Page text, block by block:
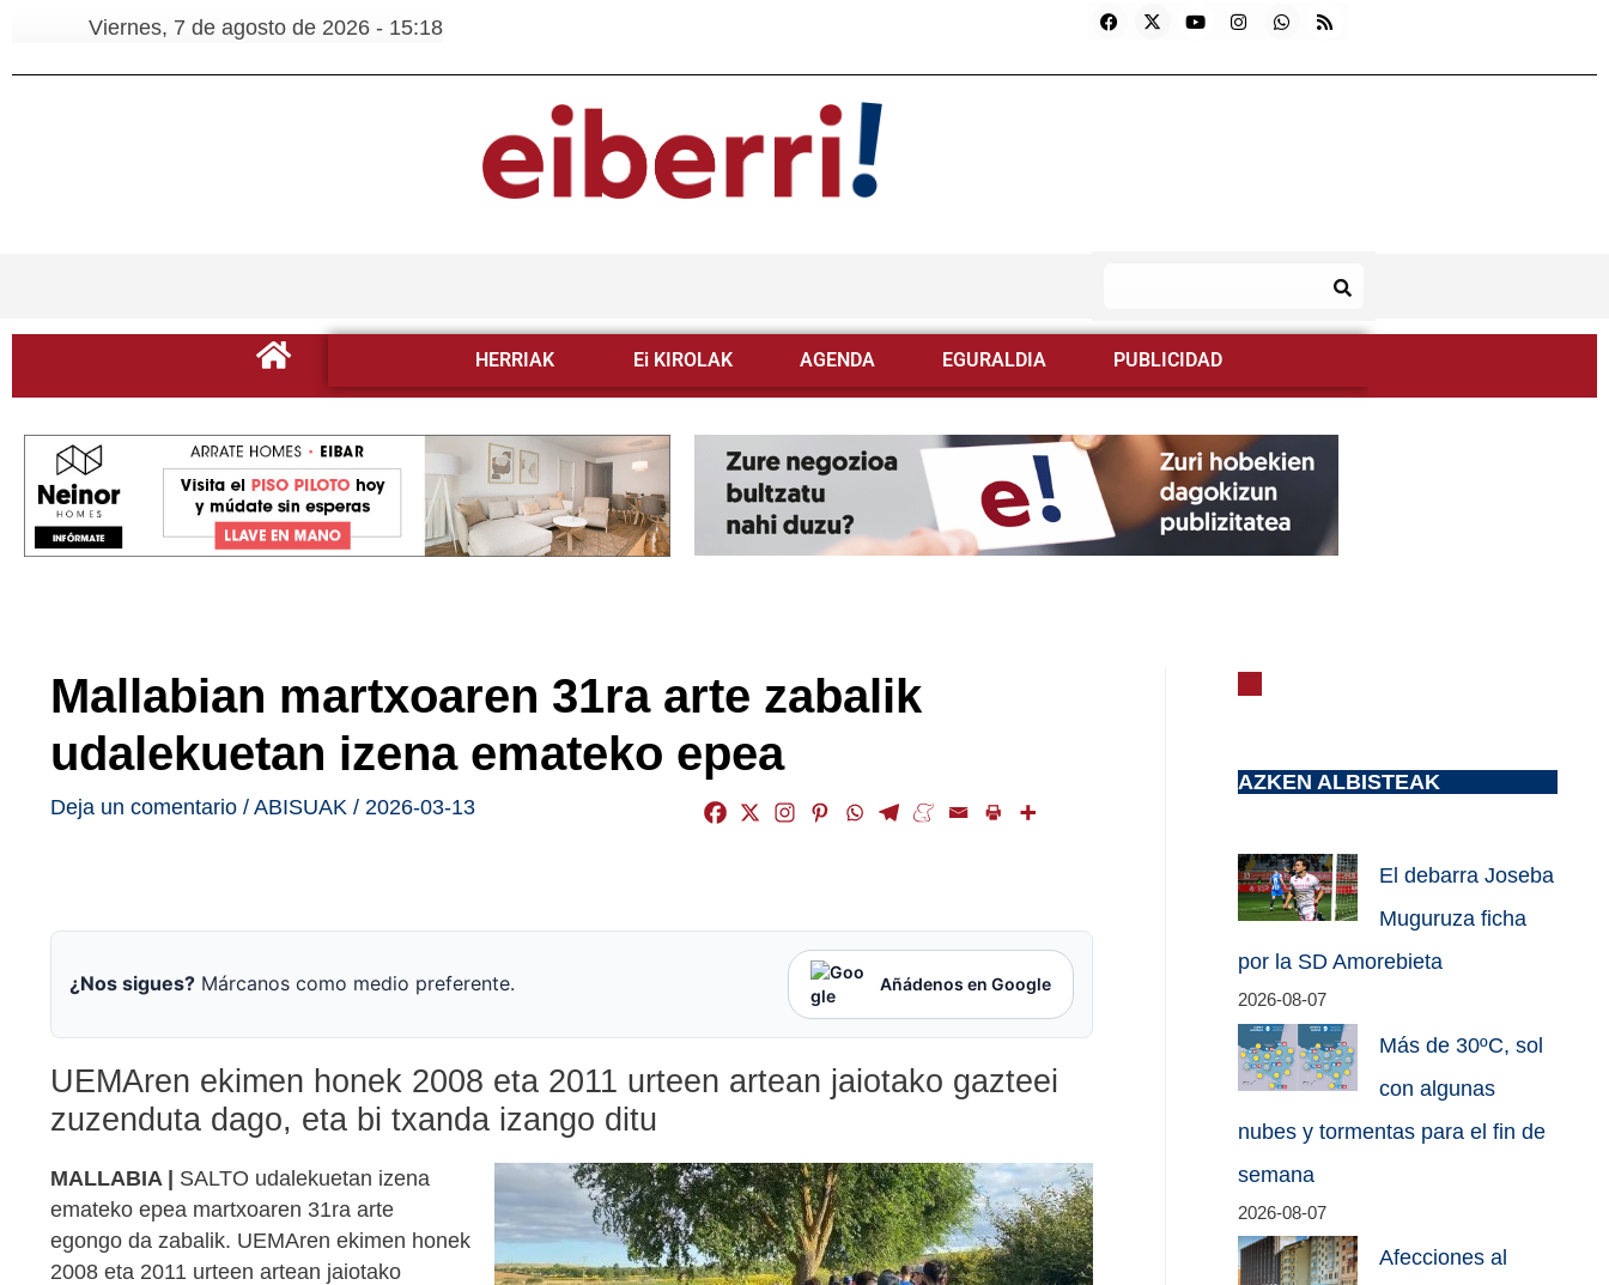
Viernes, 7 de agosto de 2026 - 15:18
HERRIAK Ei KIROLAK AGENDA EGURALDIA PUBLICIDAD
Mallabian martxoaren 31ra arte zabalik
udalekuetan izena emateko epea
Deja un comentario / ABISUAK / 2026-03-13
¿Nos sigues? Márcanos como medio preferente. Añádenos en Google
UEMAren ekimen honek 2008 eta 2011 urteen artean jaiotako gazteei
zuzenduta dago, eta bi txanda izango ditu
MALLABIA | SALTO udalekuetan izena
emateko epea martxoaren 31ra arte
egongo da zabalik. UEMAren ekimen honek
2008 eta 2011 urteen artean jaiotako
AZKEN ALBISTEAK
El debarra Joseba
Muguruza ficha
por la SD Amorebieta
2026-08-07
Más de 30ºC, sol
con algunas
nubes y tormentas para el fin de
semana
2026-08-07
Afecciones al